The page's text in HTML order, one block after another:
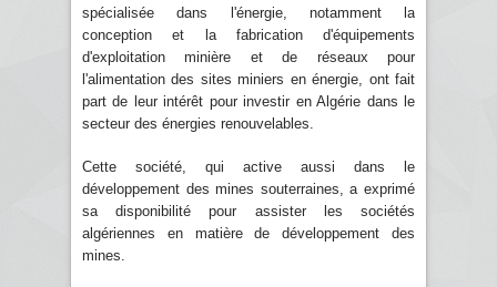
spécialisée dans l'énergie, notamment la
conception et la fabrication d'équipements
d'exploitation minière et de réseaux pour
l'alimentation des sites miniers en énergie, ont fait
part de leur intérêt pour investir en Algérie dans le
secteur des énergies renouvelables.
Cette société, qui active aussi dans le
développement des mines souterraines, a exprimé
sa disponibilité pour assister les sociétés
algériennes en matière de développement des
mines.